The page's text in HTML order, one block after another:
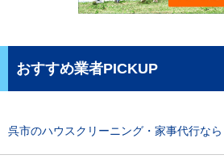
おすすめ業者PICKUP
呉市のハウスクリーニング・家事代行なら